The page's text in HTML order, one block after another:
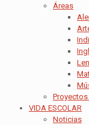
Áreas
VIDA ESCOLAR
Noticias